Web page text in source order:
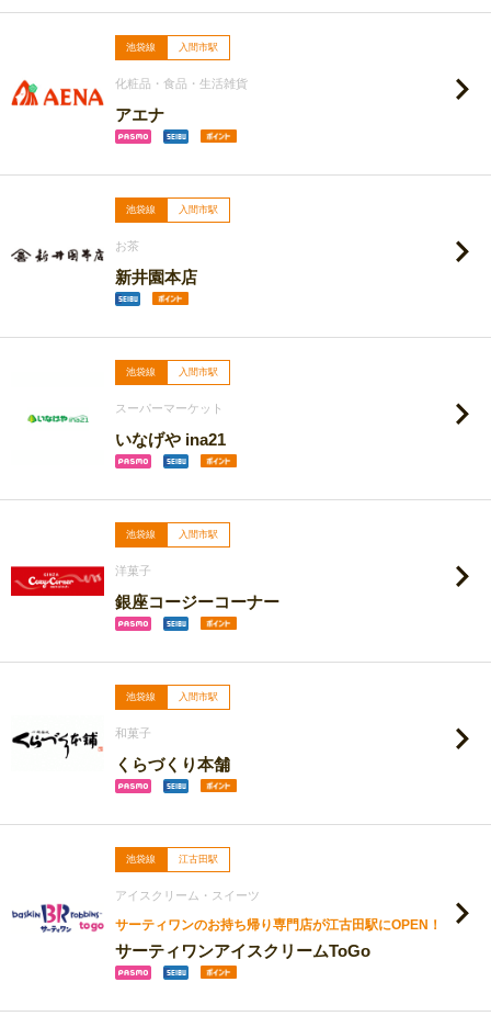
池袋線 入間市駅
化粧品・食品・生活雑貨
アエナ
池袋線 入間市駅
お茶
新井園本店
池袋線 入間市駅
スーパーマーケット
いなげや ina21
池袋線 入間市駅
洋菓子
銀座コージーコーナー
池袋線 入間市駅
和菓子
くらづくり本舗
池袋線 江古田駅
アイスクリーム・スイーツ
サーティワンのお持ち帰り専門店が江古田駅にOPEN！
サーティワンアイスクリームToGo